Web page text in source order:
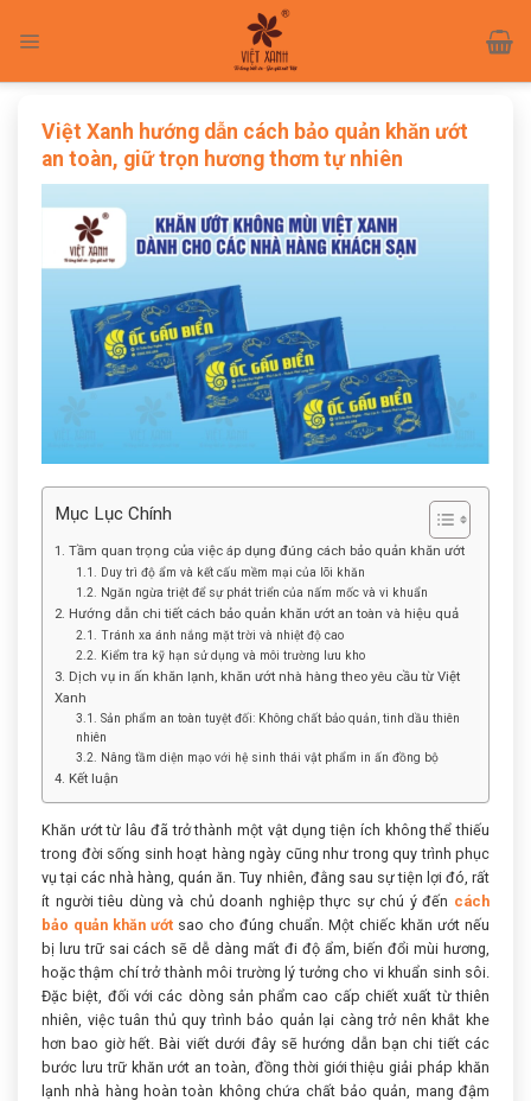
Việt Xanh hướng dẫn cách bảo quản khăn ướt
an toàn, giữ trọn hương thơm tự nhiên
Mục Lục Chính
1. Tầm quan trọng của việc áp dụng đúng cách bảo quản khăn ướt
1.1. Duy trì độ ẩm và kết cấu mềm mại của lõi khăn
1.2. Ngăn ngừa triệt để sự phát triển của nấm mốc và vi khuẩn
2. Hướng dẫn chi tiết cách bảo quản khăn ướt an toàn và hiệu quả
2.1. Tránh xa ánh nắng mặt trời và nhiệt độ cao
2.2. Kiểm tra kỹ hạn sử dụng và môi trường lưu kho
3. Dịch vụ in ấn khăn lạnh, khăn ướt nhà hàng theo yêu cầu từ Việt
Xanh
3.1. Sản phẩm an toàn tuyệt đối: Không chất bảo quản, tinh dầu thiên
nhiên
3.2. Nâng tầm diện mạo với hệ sinh thái vật phẩm in ấn đồng bộ
4. Kết luận
Khăn ướt từ lâu đã trở thành một vật dụng tiện ích không thể thiếu
trong đời sống sinh hoạt hàng ngày cũng như trong quy trình phục
vụ tại các nhà hàng, quán ăn. Tuy nhiên, đằng sau sự tiện lợi đó, rất
ít người tiêu dùng và chủ doanh nghiệp thực sự chú ý đến cách
bảo quản khăn ướt sao cho đúng chuẩn. Một chiếc khăn ướt nếu
bị lưu trữ sai cách sẽ dễ dàng mất đi độ ẩm, biến đổi mùi hương,
hoặc thậm chí trở thành môi trường lý tưởng cho vi khuẩn sinh sôi.
Đặc biệt, đối với các dòng sản phẩm cao cấp chiết xuất từ thiên
nhiên, việc tuân thủ quy trình bảo quản lại càng trở nên khắt khe
hơn bao giờ hết. Bài viết dưới đây sẽ hướng dẫn bạn chi tiết các
bước lưu trữ khăn ướt an toàn, đồng thời giới thiệu giải pháp khăn
lạnh nhà hàng hoàn toàn không chứa chất bảo quản, mang đậm